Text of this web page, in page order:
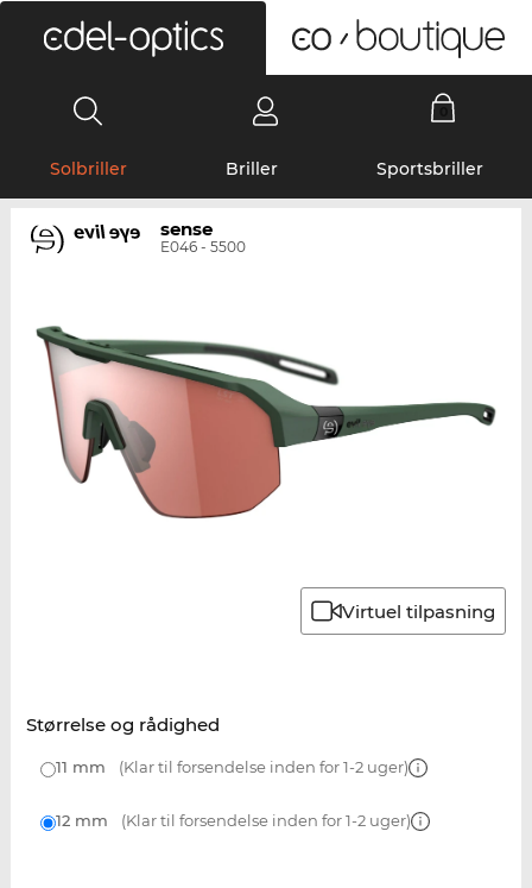
Solbriller Briller Sportsbriller
sense
E046 - 5500
Virtuel tilpasning
Størrelse og rådighed
11 mm (Klar til forsendelse inden for 1-2 uger)
12 mm (Klar til forsendelse inden for 1-2 uger)